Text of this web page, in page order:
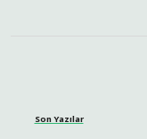
Son Yazılar